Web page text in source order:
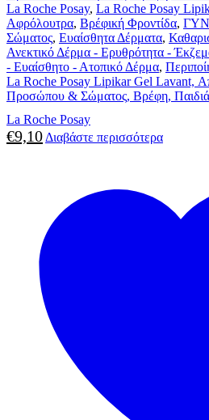
La Roche Posay, La Roche Posay
Αφρόλουτρα, Βρέφική Φροντίδα,
Σώματος, Ευαίσθητα Δέρματα,
Ανεκτικό Δέρμα - Ερυθρότητα -
- Ευαίσθητο - Ατοπικό Δέρμα,
La Roche Posay Lipikar Gel Lavant,
Προσώπου & Σώματος, Βρέφη,
La Roche Posay
€9,10 Διαβάστε περισσότερα